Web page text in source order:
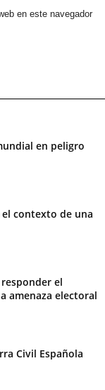
en este navegador
en peligro
contexto de una
el
amenaza electoral
Civil Española